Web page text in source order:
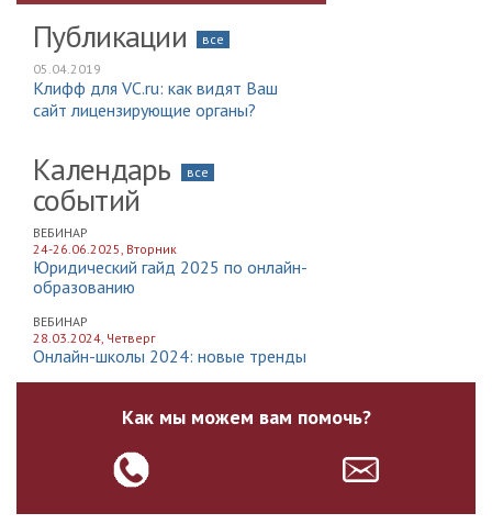
Публикации
все
05.04.2019
Клифф для VC.ru: как видят Ваш
сайт лицензирующие органы?
Календарь
событий
все
ВЕБИНАР
24-26.06.2025, Вторник
Юридический гайд 2025 по онлайн-
образованию
ВЕБИНАР
28.03.2024, Четверг
Онлайн-школы 2024: новые тренды
Как мы можем вам помочь?